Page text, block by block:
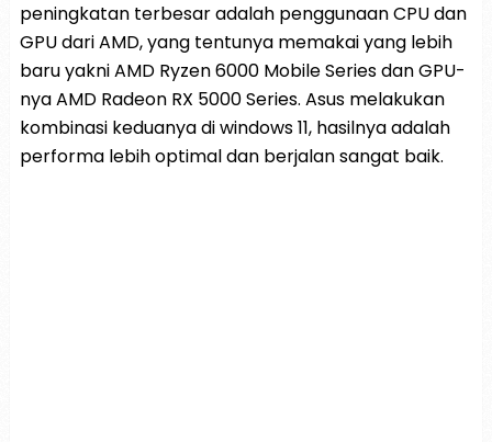
peningkatan terbesar adalah penggunaan CPU dan
GPU dari AMD, yang tentunya memakai yang lebih
baru yakni AMD Ryzen 6000 Mobile Series dan GPU-
nya AMD Radeon RX 5000 Series. Asus melakukan
kombinasi keduanya di windows 11, hasilnya adalah
performa lebih optimal dan berjalan sangat baik.